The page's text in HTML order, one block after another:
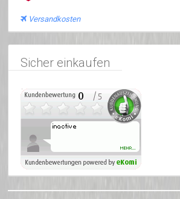
Versandkosten
Sicher einkaufen